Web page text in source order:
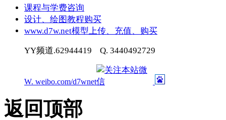
课程与学费咨询
设计、绘图教程购买
www.d7w.net模型上传、充值、购买
YY频道.62944419 Q. 3440492729
W. weibo.com/d7wnet
返回顶部